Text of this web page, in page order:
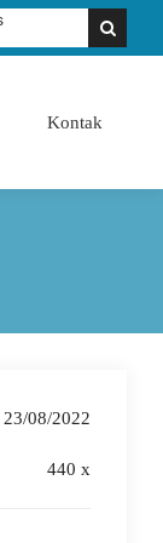
Kontak
23/08/2022
440 x